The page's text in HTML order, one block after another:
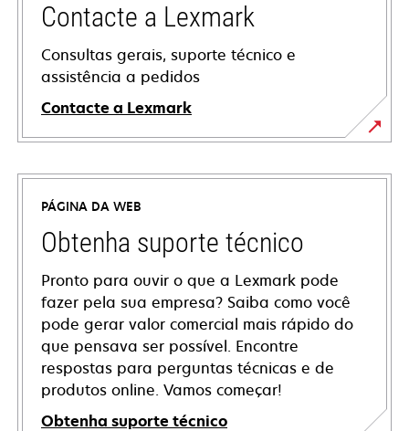
Contacte a Lexmark
Consultas gerais, suporte técnico e
assistência a pedidos
Contacte a Lexmark
PÁGINA DA WEB
Obtenha suporte técnico
Pronto para ouvir o que a Lexmark pode
fazer pela sua empresa? Saiba como você
pode gerar valor comercial mais rápido do
que pensava ser possível. Encontre
respostas para perguntas técnicas e de
produtos online. Vamos começar!
Obtenha suporte técnico